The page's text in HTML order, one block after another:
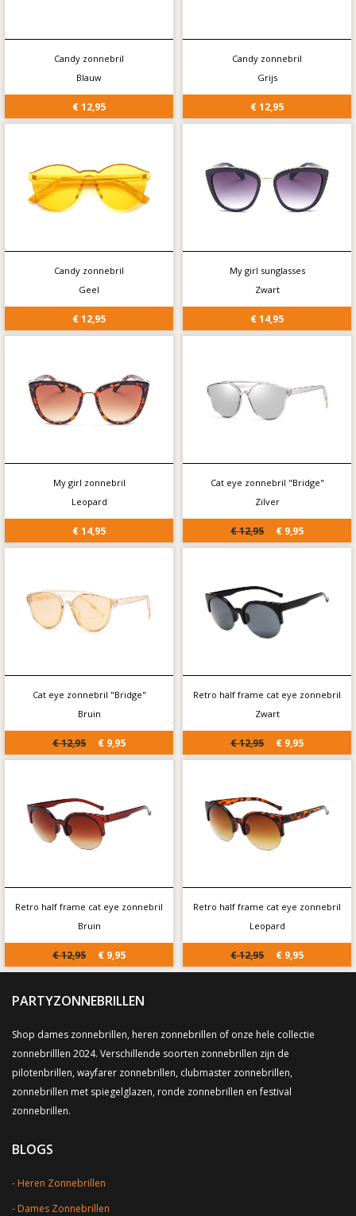
Candy zonnebril
Blauw
€ 12,95
Candy zonnebril
Grijs
€ 12,95
Candy zonnebril
Geel
€ 12,95
My girl sunglasses
Zwart
€ 14,95
My girl zonnebril
Leopard
€ 14,95
Cat eye zonnebril "Bridge"
Zilver
€ 12,95 € 9,95
Cat eye zonnebril "Bridge"
Bruin
€ 12,95 € 9,95
Retro half frame cat eye zonnebril
Zwart
€ 12,95 € 9,95
Retro half frame cat eye zonnebril
Bruin
€ 12,95 € 9,95
Retro half frame cat eye zonnebril
Leopard
€ 12,95 € 9,95
PARTYZONNEBRILLEN
Shop dames zonnebrillen, heren zonnebrillen of onze hele collectie
zonnebrilllen 2024. Verschillende soorten zonnebrillen zijn de
pilotenbrillen, wayfarer zonnebrillen, clubmaster zonnebrillen,
zonnebrillen met spiegelglazen, ronde zonnebrillen en festival
zonnebrillen.
BLOGS
Heren Zonnebrillen
Dames Zonnebrillen